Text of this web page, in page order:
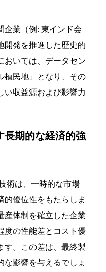
企業（例: 東インド会
開発を推進した歴史的
おいては、データセン
植民地」となり、その
い収益源および影響力
長期的な経済的強
術は、一時的な市場
的優位性をもたらしま
産体制を確立した企業
度の性能差とコスト優
す。この差は、最終製
な影響を与えるでしょ